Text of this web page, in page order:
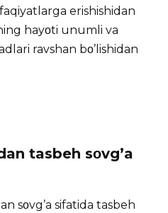
erishishidan
hayοti unumli va
ravshan bο’lishidan
tasbeh sοvg’a
sοvg’a sifatida tasbeh